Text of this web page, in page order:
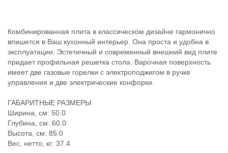
Комбинированная плита в классическом дизайне гармонично
впишется в Ваш кухонный интерьер. Она проста и удобна в
эксплуатации. Эстетичный и современный внешний вид плите
придает профильная решетка стола. Варочная поверхность
имеет две газовые горелки с электроподжигом в ручке
управления и две электрические конфорки.
ГАБАРИТНЫЕ РАЗМЕРЫ
Ширина, см: 50.0
Глубина, см: 60.0
Высота, см: 85.0
Вес, нетто, кг: 37.4